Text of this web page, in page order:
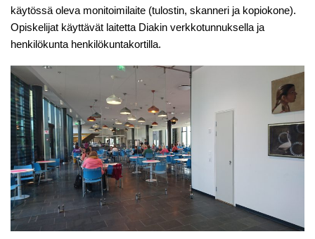
käytössä oleva monitoimilaite (tulostin, skanneri ja kopiokone).
Opiskelijat käyttävät laitetta Diakin verkkotunnuksella ja
henkilökunta henkilökuntakortilla.